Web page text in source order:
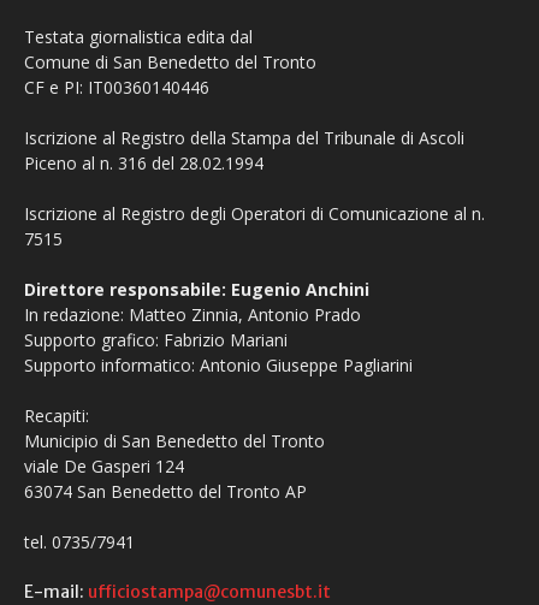
Testata giornalistica edita dal
Comune di San Benedetto del Tronto
CF e PI: IT00360140446
Iscrizione al Registro della Stampa del Tribunale di Ascoli
Piceno al n. 316 del 28.02.1994
Iscrizione al Registro degli Operatori di Comunicazione al n.
7515
Direttore responsabile: Eugenio Anchini
In redazione: Matteo Zinnia, Antonio Prado
Supporto grafico: Fabrizio Mariani
Supporto informatico: Antonio Giuseppe Pagliarini
Recapiti:
Municipio di San Benedetto del Tronto
viale De Gasperi 124
63074 San Benedetto del Tronto AP
tel. 0735/7941
E-mail: ufficiostampa@comunesbt.it